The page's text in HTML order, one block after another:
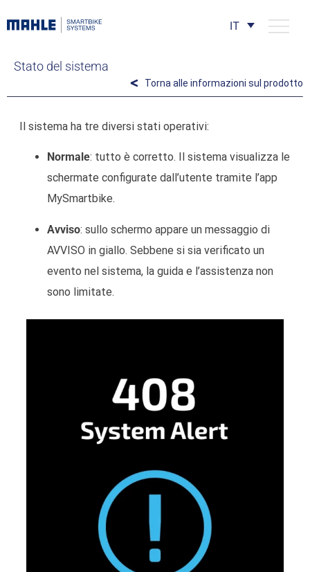
IT
Stato del sistema
Torna alle informazioni sul prodotto
Il sistema ha tre diversi stati operativi:
Normale: tutto è corretto. Il sistema visualizza le
schermate configurate dall’utente tramite l’app
MySmartbike.
Avviso: sullo schermo appare un messaggio di
AVVISO in giallo. Sebbene si sia verificato un
evento nel sistema, la guida e l’assistenza non
sono limitate.